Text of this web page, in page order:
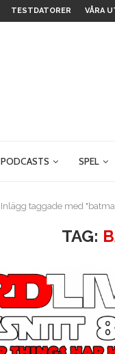
TESTDATORER VÅRA
PODCASTS SPEL
Inlägg taggade med
TAG: